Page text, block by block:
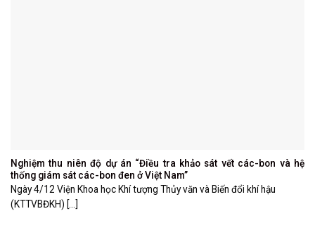
Nghiệm thu niên độ dự án “Điều tra khảo sát vết các-bon và hệ
thống giám sát các-bon đen ở Việt Nam”
Ngày 4/12 Viện Khoa học Khí tượng Thủy văn và Biến đổi khí hậu
(KTTVBĐKH) [...]